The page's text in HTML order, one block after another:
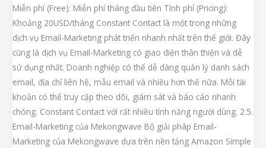
Miễn phí (Free): Miễn phí tháng đầu tiên Tính phí (Pricing):
Khoảng 20USD/tháng Constant Contact là một trong những
dịch vụ Email-Marketing phát triển nhanh nhất trên thế giới. Đây
cũng là dịch vụ Email-Marketing có giao diện thân thiện và dễ
sử dụng nhất. Doanh nghiệp có thể dễ dàng quản lý danh sách
email, địa chỉ liên hệ, mẫu email và nhiều hơn thế nữa. Mỗi tài
khoản có thể truy cập theo dõi, giám sát và báo cáo nhanh
chóng. Constant Contact với rất nhiều tính năng người dùng. 2.5.
Email-Marketing của Mekongwave Bộ giải pháp Email-
Marketing của Mekongwave dựa trên nền tảng Amazon Simple